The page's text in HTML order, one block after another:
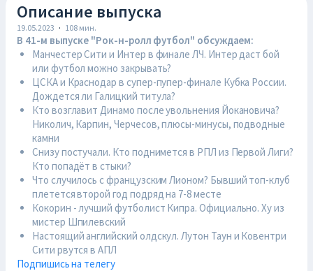
Описание выпуска
19.05.2023 · 108 мин.
В 41-м выпуске "Рок-н-ролл футбол" обсуждаем:
Манчестер Сити и Интер в финале ЛЧ. Интер даст бой
или футбол можно закрывать?
ЦСКА и Краснодар в супер-пупер-финале Кубка России.
Дождется ли Галицкий титула?
Кто возглавит Динамо после увольнения Йокановича?
Николич, Карпин, Черчесов, плюсы-минусы, подводные
камни
Снизу постучали. Кто поднимется в РПЛ из Первой Лиги?
Кто попадёт в стыки?
Что случилось с французским Лионом? Бывший топ-клуб
плетется второй год подряд на 7-8 месте
Кокорин - лучший футболист Кипра. Официально. Ху из
мистер Шпилевский
Настоящий английский олдскул. Лутон Таун и Ковентри
Сити рвутся в АПЛ
Подпишись на телегу